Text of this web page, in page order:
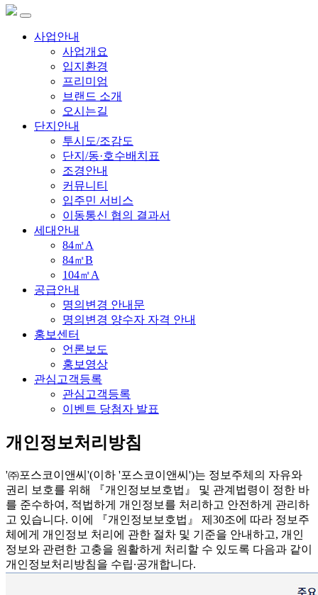
사업안내
사업개요
입지환경
프리미엄
브랜드 소개
오시는길
단지안내
투시도/조감도
단지/동·호수배치표
조경안내
커뮤니티
입주민 서비스
이동통신 협의 결과서
세대안내
84㎡A
84㎡B
104㎡A
공급안내
명의변경 안내문
명의변경 양수자 자격 안내
홍보센터
언론보도
홍보영상
관심고객등록
관심고객등록
이벤트 당첨자 발표
개인정보처리방침
'㈜포스코이앤씨'(이하 '포스코이앤씨')는 정보주체의 자유와
권리 보호를 위해 『개인정보보호법』 및 관계법령이 정한 바
를 준수하여, 적법하게 개인정보를 처리하고 안전하게 관리하
고 있습니다. 이에 『개인정보보호법』 제30조에 따라 정보주
체에게 개인정보 처리에 관한 절차 및 기준을 안내하고, 개인
정보와 관련한 고충을 원활하게 처리할 수 있도록 다음과 같이
개인정보처리방침을 수립∙공개합니다.